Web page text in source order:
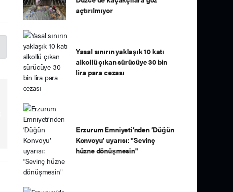
açtırılmıyor
Yasal sınırın yaklaşık 10 katı
alkollü çıkan sürücüye 30 bin
lira para cezası
Erzurum Emniyeti’nden ’Düğün
Konvoyu’ uyarısı: "Sevinç
hüzne dönüşmesin"